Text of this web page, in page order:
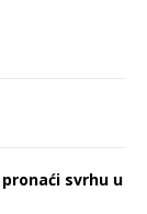
svrhu u